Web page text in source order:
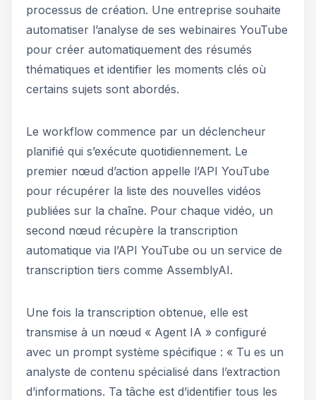
processus de création. Une entreprise souhaite
automatiser l’analyse de ses webinaires YouTube
pour créer automatiquement des résumés
thématiques et identifier les moments clés où
certains sujets sont abordés.
Le workflow commence par un déclencheur
planifié qui s’exécute quotidiennement. Le
premier nœud d’action appelle l’API YouTube
pour récupérer la liste des nouvelles vidéos
publiées sur la chaîne. Pour chaque vidéo, un
second nœud récupère la transcription
automatique via l’API YouTube ou un service de
transcription tiers comme AssemblyAI.
Une fois la transcription obtenue, elle est
transmise à un nœud « Agent IA » configuré
avec un prompt système spécifique : « Tu es un
analyste de contenu spécialisé dans l’extraction
d’informations. Ta tâche est d’identifier tous les